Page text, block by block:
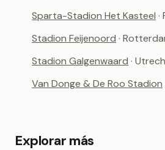
Sparta-Stadion Het Kasteel
Stadion Feijenoord ·
Stadion Galgenwaard ·
Van Donge & De Roo Stadion
Explorar más